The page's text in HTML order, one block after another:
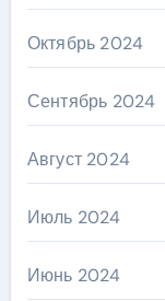
Октябрь 2024
Сентябрь 2024
Август 2024
Июль 2024
Июнь 2024